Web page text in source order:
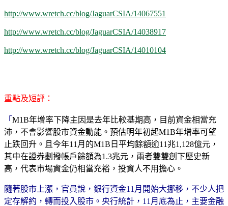
http://www.wretch.cc/blog/JaguarCSIA/14067551
http://www.wretch.cc/blog/JaguarCSIA/14038917
http://www.wretch.cc/blog/JaguarCSIA/14010104
重點及短評：
「 M1B年增率下降主因是去年比較基期高，目前資金相當充
沛，不會影響股市資金動能。預估明年初起M1B年增率可望
止跌回升。且今年11月的M1B日平均餘額逾11兆1,128億元，
其中在證券劃撥帳戶餘額為1.3兆元，兩者雙雙創下歷史新
高，代表市場資金仍相當充裕，投資人不用擔心。
隨著股市上漲，官員說，銀行資金11月開始大挪移，不少人把
定存解約，轉而投入股市。央行統計，11月底為止，主要金融